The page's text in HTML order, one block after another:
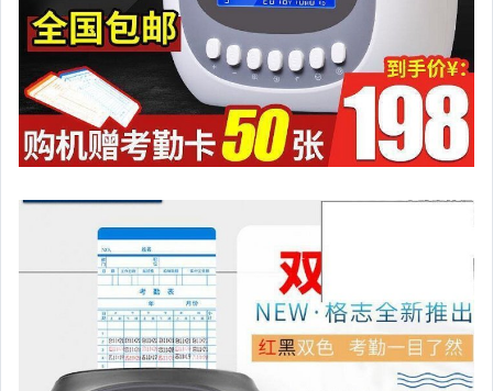
偶像、球員卡與郵幣
手錶與飾品配件
女包精品與女鞋
家電與影音視聽